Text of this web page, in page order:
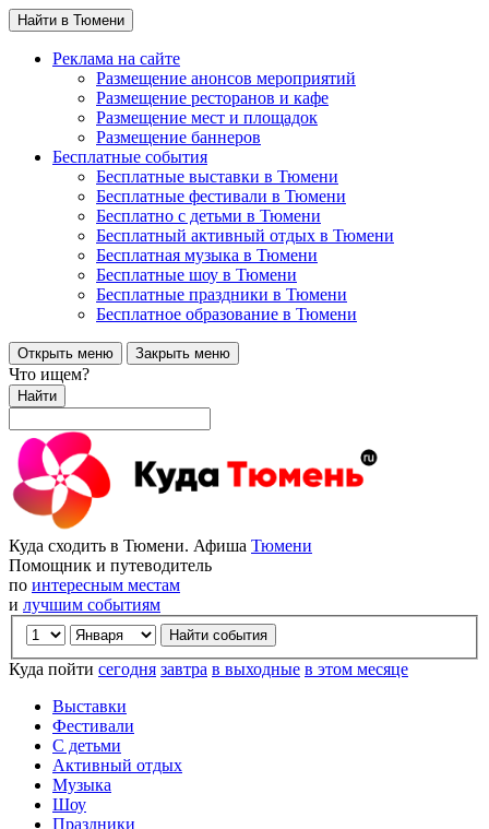
Найти в Тюмени
Реклама на сайте
Размещение анонсов мероприятий
Размещение ресторанов и кафе
Размещение мест и площадок
Размещение баннеров
Бесплатные события
Бесплатные выставки в Тюмени
Бесплатные фестивали в Тюмени
Бесплатно с детьми в Тюмени
Бесплатный активный отдых в Тюмени
Бесплатная музыка в Тюмени
Бесплатные шоу в Тюмени
Бесплатные праздники в Тюмени
Бесплатное образование в Тюмени
Открыть меню Закрыть меню
Что ищем?
Найти
Куда сходить в Тюмени. Афиша Тюмени
Помощник и путеводитель
по интересным местам
и лучшим событиям
Куда пойти сегодня завтра в выходные в этом месяце
Выставки
Фестивали
С детьми
Активный отдых
Музыка
Шоу
Праздники